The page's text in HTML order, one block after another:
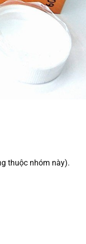
thuộc nhóm này).